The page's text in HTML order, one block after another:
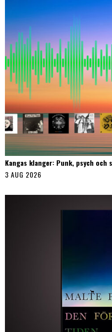
Kangas klanger: Punk, psych och
3 AUG 2026